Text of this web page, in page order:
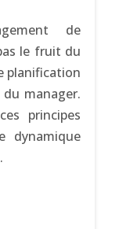
de
le fruit du
planification
manager.
principes
dynamique